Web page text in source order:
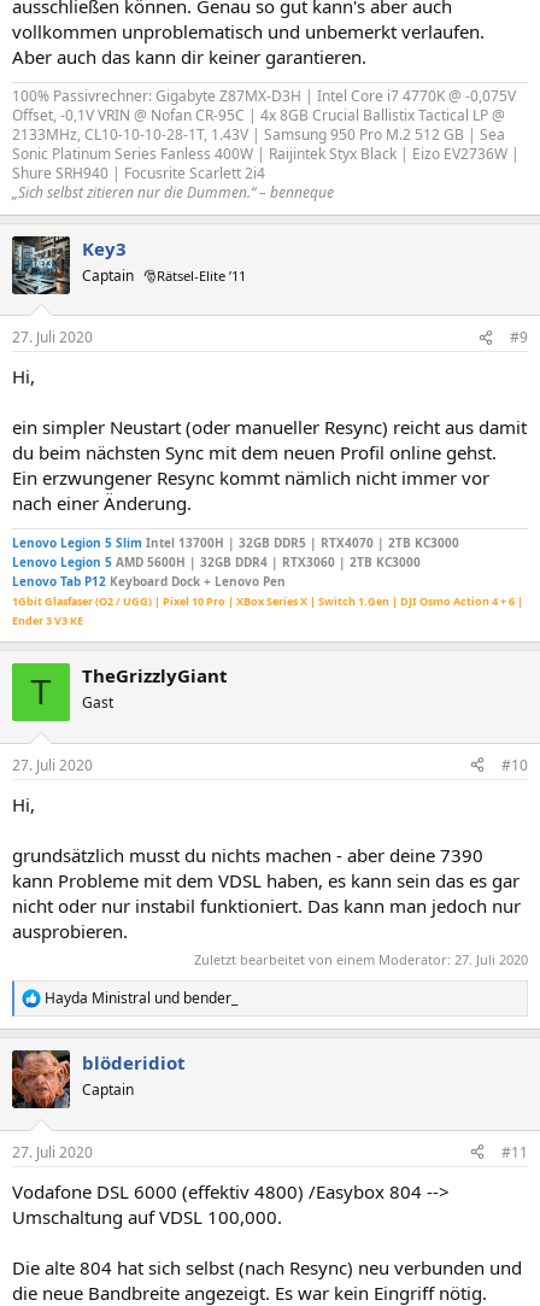
ausschließen können. Genau so gut kann's aber auch
vollkommen unproblematisch und unbemerkt verlaufen.
Aber auch das kann dir keiner garantieren.
100% Passivrechner: Gigabyte Z87MX-D3H | Intel Core i7 4770K @ -0,075V
Offset, -0,1V VRIN @ Nofan CR-95C | 4x 8GB Crucial Ballistix Tactical LP @
2133MHz, CL10-10-10-28-1T, 1.43V | Samsung 950 Pro M.2 512 GB | Sea
Sonic Platinum Series Fanless 400W | Raijintek Styx Black | Eizo EV2736W |
Shure SRH940 | Focusrite Scarlett 2i4
„Sich selbst zitieren nur die Dummen.“ – benneque
Key3
Captain 🎅Rätsel-Elite ’11
27. Juli 2020 #9
Hi,
ein simpler Neustart (oder manueller Resync) reicht aus damit
du beim nächsten Sync mit dem neuen Profil online gehst.
Ein erzwungener Resync kommt nämlich nicht immer vor
nach einer Änderung.
Lenovo Legion 5 Slim Intel 13700H | 32GB DDR5 | RTX4070 | 2TB KC3000
Lenovo Legion 5 AMD 5600H | 32GB DDR4 | RTX3060 | 2TB KC3000
Lenovo Tab P12 Keyboard Dock + Lenovo Pen
1Gbit Glasfaser (O2 / UGG) | Pixel 10 Pro | XBox Series X | Switch 1.Gen | DJI Osmo Action 4 + 6 |
Ender 3 V3 KE
T TheGrizzlyGiant
Gast
27. Juli 2020 #10
Hi,
grundsätzlich musst du nichts machen - aber deine 7390
kann Probleme mit dem VDSL haben, es kann sein das es gar
nicht oder nur instabil funktioniert. Das kann man jedoch nur
ausprobieren.
Zuletzt bearbeitet von einem Moderator: 27. Juli 2020
R
e
k
t
i
e
:
Hayda Ministral und bender_
blöderidiot
Captain
27. Juli 2020 #11
Vodafone DSL 6000 (effektiv 4800) /Easybox 804 -->
Umschaltung auf VDSL 100,000.
Die alte 804 hat sich selbst (nach Resync) neu verbunden und
die neue Bandbreite angezeigt. Es war kein Eingriff nötig.